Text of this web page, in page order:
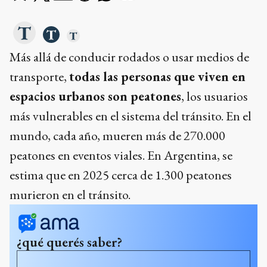
Más allá de conducir rodados o usar medios de
transporte,todas las personas que viven en
espacios urbanos son peatones, los usuarios
más vulnerables en el sistema del tránsito. En el
mundo, cada año, mueren más de 270.000
peatones en eventos viales. En Argentina, se
estima que en 2025 cerca de 1.300 peatones
murieron en el tránsito.
¿qué querés saber?